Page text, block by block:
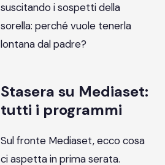
suscitando i sospetti della
sorella: perché vuole tenerla
lontana dal padre?
Stasera su Mediaset:
tutti i programmi
Sul fronte Mediaset, ecco cosa
ci aspetta in prima serata.